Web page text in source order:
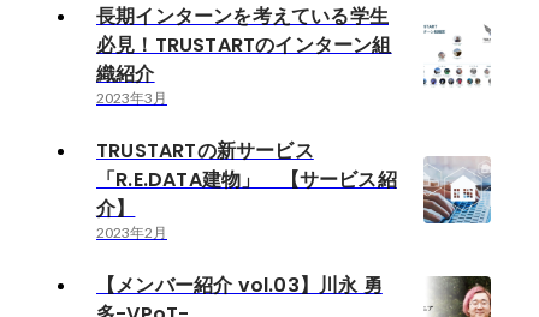
長期インターンを考えている学生
必見！TRUSTARTのインターン組
織紹介
2023年3月
TRUSTARTの新サービス
「R.E.DATA建物」 【サービス紹
介】
2023年2月
【メンバー紹介 vol.03】川永 勇